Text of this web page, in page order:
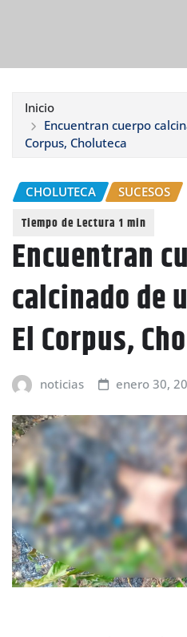
Inicio
Encuentran cuerpo
Corpus, Choluteca
CHOLUTECA SUCESOS
Encuentran
calcinado de
El Corpus,
noticias enero 30,